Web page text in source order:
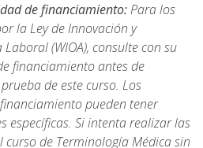
de financiamiento:Para los
la Ley de Innovación y
(WIOA), consulte con su
financiamiento antes de
de este curso. Los
pueden tener
específicas. Si intenta realizar las
de Terminología Médica sin